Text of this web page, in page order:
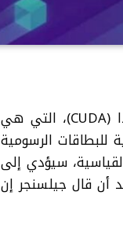
(CUDA)
، التي هي
للبطاقات الرسومية
سيؤدي إلى
أن قال جيلسنجر إن